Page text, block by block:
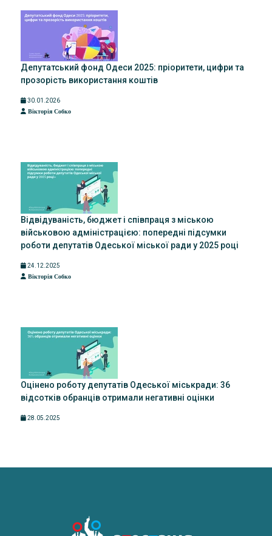
Депутатський фонд Одеси 2025: пріоритети, цифри та
прозорість використання коштів
30.01.2026
Вікторія Собко
Відвідуваність, бюджет і співпраця з міською
військовою адміністрацією: попередні підсумки
роботи депутатів Одеської міської ради у 2025 році
24.12.2025
Вікторія Собко
Оцінено роботу депутатів Одеської міськради: 36
відсотків обранців отримали негативні оцінки
28.05.2025